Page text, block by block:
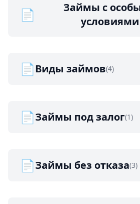
📄
Займы с
условиями
📄Виды займов(4)
📄Займы под залог(1)
📄Займы без отказа(3)